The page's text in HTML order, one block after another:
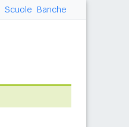
Scuole Banche